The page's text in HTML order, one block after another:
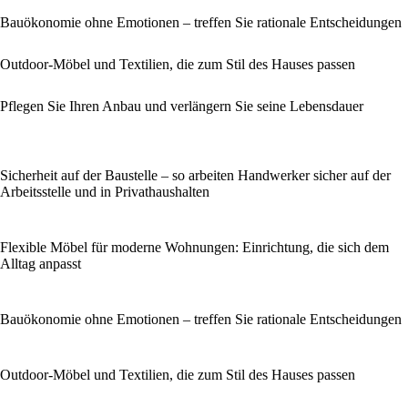
Bauökonomie ohne Emotionen – treffen Sie rationale Entscheidungen
Outdoor-Möbel und Textilien, die zum Stil des Hauses passen
Pflegen Sie Ihren Anbau und verlängern Sie seine Lebensdauer
Sicherheit auf der Baustelle – so arbeiten Handwerker sicher auf der
Arbeitsstelle und in Privathaushalten
Flexible Möbel für moderne Wohnungen: Einrichtung, die sich dem
Alltag anpasst
Bauökonomie ohne Emotionen – treffen Sie rationale Entscheidungen
Outdoor-Möbel und Textilien, die zum Stil des Hauses passen